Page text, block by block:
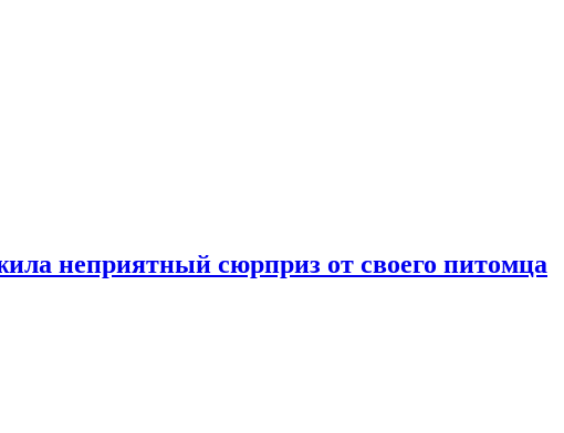
неприятный сюрприз от своего питомца